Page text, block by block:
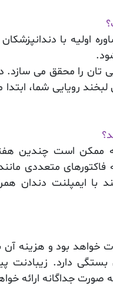
اولیه با
تان را محقق می سازد.
رویایی شما،
ممکن است چندین
فاکتورهای متعددی
با ایمپلنت دندان
خواهد بود و هزینه
بستگی دارد. زیبادنت
جداگانه ارائه